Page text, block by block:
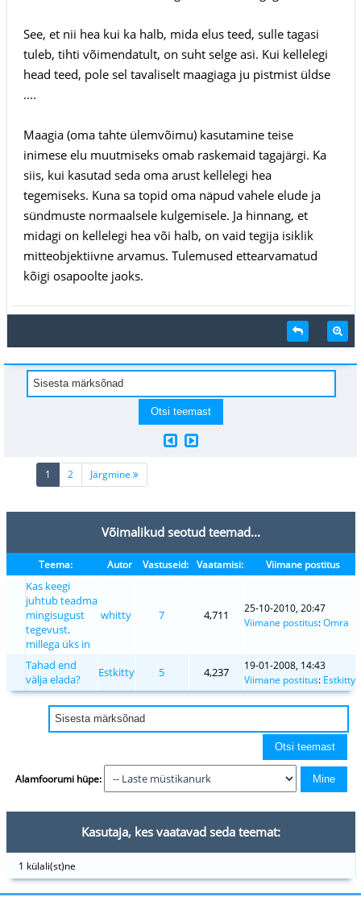
See, et nii hea kui ka halb, mida elus teed, sulle tagasi
tuleb, tihti võimendatult, on suht selge asi. Kui kellelegi
head teed, pole sel tavaliselt maagiaga ju pistmist üldse
....
Maagia (oma tahte ülemvõimu) kasutamine teise
inimese elu muutmiseks omab raskemaid tagajärgi. Ka
siis, kui kasutad seda oma arust kellelegi hea
tegemiseks. Kuna sa topid oma näpud vahele elude ja
sündmuste normaalsele kulgemisele. Ja hinnang, et
midagi on kellelegi hea või halb, on vaid tegija isiklik
mitteobjektiivne arvamus. Tulemused ettearvamatud
kõigi osapoolte jaoks.
1 (current)
2 Järgmine
Võimalikud seotud teemad...
Teema: Autor Vastuseid: Vaatamisi: Viimane postitus
Kas keegi
juhtub teadma
mingisugust
tegevust,
millega üks in
whitty 7 4,711
25-10-2010, 20:47
Viimane postitus:Omra
Tahad end
välja elada?
Estkitty 5 4,237
19-01-2008, 14:43
Viimane postitus: Estkitty
Alamfoorumi hüpe:
Kasutaja, kes vaatavad seda teemat:
1 külali(st)ne